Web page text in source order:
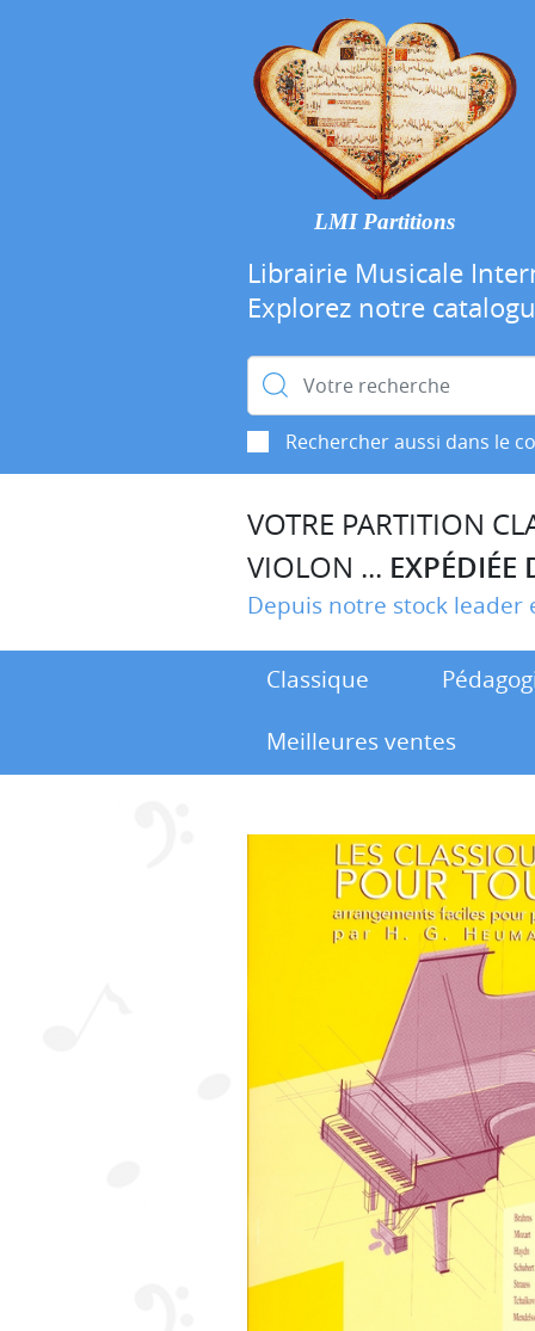
LMI Partitions
Librairie Musicale
Explorez notre
Rechercher :
Rechercher aussi dans le
VOTRE PARTITION
VIOLON ... EXPÉDIÉE
Depuis notre stock leader
Classique
Meilleures ventes